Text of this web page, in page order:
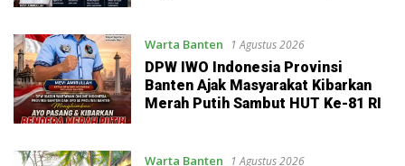
Warta Banten 1 Agustus 2026
DPW IWO Indonesia Provinsi
Banten Ajak Masyarakat Kibarkan
Merah Putih Sambut HUT Ke-81 RI
Warta Banten 1 Agustus 2026